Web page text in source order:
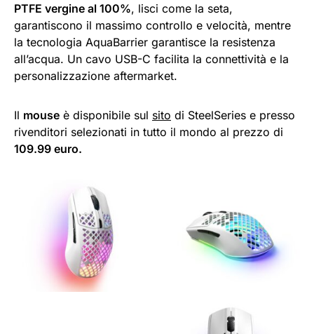
PTFE vergine al 100%, lisci come la seta,
garantiscono il massimo controllo e velocità, mentre
la tecnologia AquaBarrier garantisce la resistenza
all’acqua. Un cavo USB-C facilita la connettività e la
personalizzazione aftermarket.
Il mouse è disponibile sul sito di SteelSeries e presso
rivenditori selezionati in tutto il mondo al prezzo di
109.99 euro.